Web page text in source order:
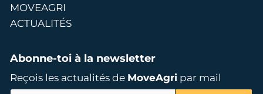
MOVEAGRI
ACTUALITÉS
Abonne-toi à la newsletter
Reçois les actualités de MoveAgripar mail